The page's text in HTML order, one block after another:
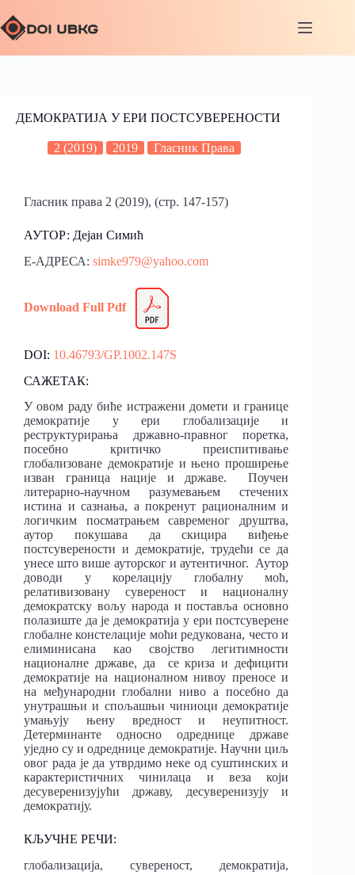
ДЕМОКРАТИЈА У ЕРИ ПОСТСУВЕРЕНОСТИ
2 (2019) 2019 Гласник Права
Гласник права 2 (2019), (стр. 147-157)
АУТОР: Дејан Симић
Е-АДРЕСА: simke979@yahoo.com
Download Full Pdf
DOI: 10.46793/GP.1002.147S
САЖЕТАК:
У овом раду биће истражени домети и границе
демократије у ери глобализације и
реструктурирања државно-правног поретка,
посебно критичко преиспитивање
глобализоване демократије и њено проширење
изван граница нације и државе. Поучен
литерарно-научном разумевањем стечених
истина и сазнања, а покренут рационалним и
логичким посматрањем савременог друштва,
аутор покушава да скицира виђење
постсуверености и демократије, трудећи се да
унесе што више ауторског и аутентичног. Аутор
доводи у корелацију глобалну моћ,
релативизовану сувереност и националну
демократску вољу народа и поставља основно
полазиште да је демократија у ери постсуверене
глобалне констелације моћи редукована, често и
елиминисана као својство легитимности
националне државе, да се криза и дефицити
демократије на националном нивоу преносе и
на међународни глобални ниво а посебно да
унутрашњи и спољашњи чиниоци демократије
умањују њену вредност и неупитност.
Детерминанте односно одреднице државе
уједно су и одреднице демократије. Научни циљ
овог рада је да утврдимо неке од суштинских и
карактеристичних чинилаца и веза који
десуверенизујући државу, десуверенизују и
демократију.
КЉУЧНЕ РЕЧИ:
глобализација, сувереност, демократија,